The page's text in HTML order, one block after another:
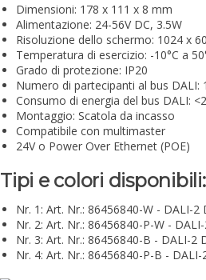
Dimensioni: 178 x 111 x 8 mm
Alimentazione: 24-56V DC, 3.5W
Risoluzione dello schermo: 1024 x
Temperatura di esercizio: -10°C a
Grado di protezione: IP20
Numero di partecipanti al bus DALI: 1
Consumo di energia del bus DALI:
Montaggio: Scatola da incasso
Compatibile con multimaster
24V o Power Over Ethernet (POE)
Tipi e colori disponibili:
Nr. 1: Art. Nr.: 86456840-W - DALI-2
Nr. 2: Art. Nr.: 86456840-P-W -
Nr. 3: Art. Nr.: 86456840-B - DALI-2
Nr. 4: Art. Nr.: 86456840-P-B -